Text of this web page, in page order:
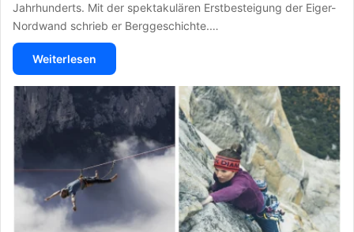
Jahrhunderts. Mit der spektakulären Erstbesteigung der Eiger-
Nordwand schrieb er Berggeschichte.…
Weiterlesen